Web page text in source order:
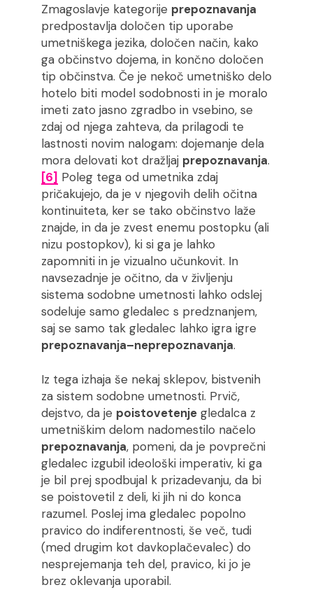
Zmagoslavje kategorije prepoznavanja
predpostavlja določen tip uporabe
umetniškega jezika, določen način, kako
ga občinstvo dojema, in končno določen
tip občinstva. Če je nekoč umetniško delo
hotelo biti model sodobnosti in je moralo
imeti zato jasno zgradbo in vsebino, se
zdaj od njega zahteva, da prilagodi te
lastnosti novim nalogam: dojemanje dela
mora delovati kot dražljaj prepoznavanja.
[6] Poleg tega od umetnika zdaj
pričakujejo, da je v njegovih delih očitna
kontinuiteta, ker se tako občinstvo laže
znajde, in da je zvest enemu postopku (ali
nizu postopkov), ki si ga je lahko
zapomniti in je vizualno učunkovit. In
navsezadnje je očitno, da v življenju
sistema sodobne umetnosti lahko odslej
sodeluje samo gledalec s predznanjem,
saj se samo tak gledalec lahko igra igre
prepoznavanja–neprepoznavanja.
Iz tega izhaja še nekaj sklepov, bistvenih
za sistem sodobne umetnosti. Prvič,
dejstvo, da je poistovetenjegledalca z
umetniškim delom nadomestilo načelo
prepoznavanja, pomeni, da je povprečni
gledalec izgubil ideološki imperativ, ki ga
je bil prej spodbujal k prizadevanju, da bi
se poistovetil z deli, ki jih ni do konca
razumel. Poslej ima gledalec popolno
pravico do indiferentnosti, še več, tudi
(med drugim kot davkoplačevalec) do
nesprejemanja teh del, pravico, ki jo je
brez oklevanja uporabil.